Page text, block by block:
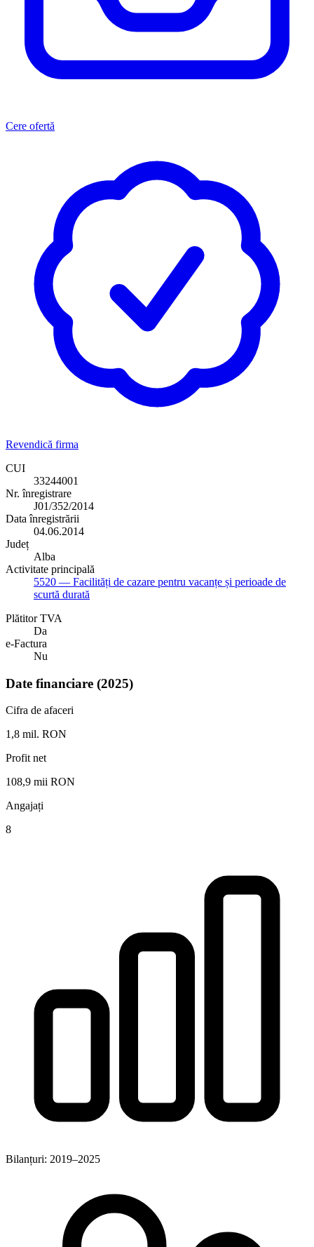
Cere ofertă
Revendică firma
CUI
33244001
Nr. înregistrare
J01/352/2014
Data înregistrării
04.06.2014
Județ
Alba
Activitate principală
5520 — Facilități de cazare pentru vacanțe și perioade de
scurtă durată
Plătitor TVA
Da
e-Factura
Nu
Date financiare (2025)
Cifra de afaceri
1,8 mil. RON
Profit net
108,9 mii RON
Angajați
8
Bilanțuri: 2019–2025